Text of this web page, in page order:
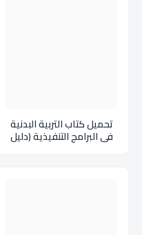
تحميل كتاب التربية البدنية
في البرامج التنفيذية (دليل
المعلم) للصف الأول الثانوي